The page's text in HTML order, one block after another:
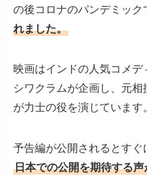
の後コロナのパンデミック
れました。
映画はインドの人気コメデ
シワクラムが企画し、元
が力士の役を演じています
予告編が公開されるとすぐ
日本での公開を期待する